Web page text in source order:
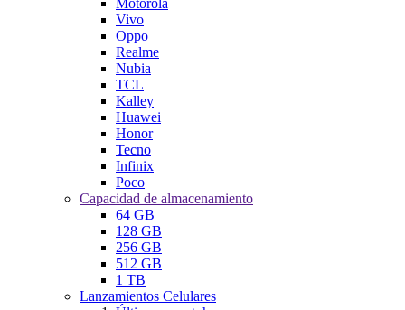
Vivo
Oppo
Realme
Nubia
TCL
Kalley
Huawei
Honor
Tecno
Infinix
Poco
Capacidad de almacenamiento
64 GB
128 GB
256 GB
512 GB
1 TB
Lanzamientos Celulares